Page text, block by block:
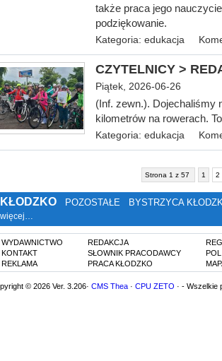
także praca jego
podziękowanie.
Kategoria: edukacja
CZYTELNICY >
Piątek, 2026-06-26
(Inf. zewn.). Dojechaliśmy
kilometrów na rowerach.
Kategoria: edukacja
Strona 1 z 57 1 2
KŁODZKO POZOSTAŁE BYSTRZYCA
więcej…
WYDAWNICTWO
KONTAKT
REKLAMA
REDAKCJA
SŁOWNIK PRACODAWCY
PRACA KŁODZKO
© 2026 Ver. 3.206· CMS Thea · CPU ZETO · - Wszelkie